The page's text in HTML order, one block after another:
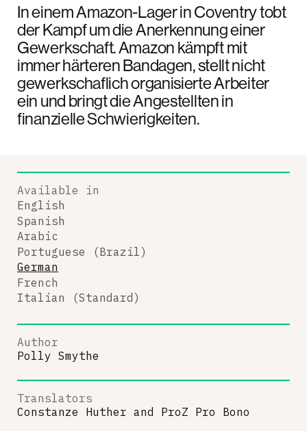
In einem Amazon-Lager in Coventry tobt
der Kampf um die Anerkennung einer
Gewerkschaft. Amazon kämpft mit
immer härteren Bandagen, stellt nicht
gewerkschaflich organisierte Arbeiter
ein und bringt die Angestellten in
finanzielle Schwierigkeiten.
Available in
English
Spanish
Arabic
Portuguese (Brazil)
German
French
Italian (Standard)
Author
Polly Smythe
Translators
Constanze Huther and ProZ Pro Bono